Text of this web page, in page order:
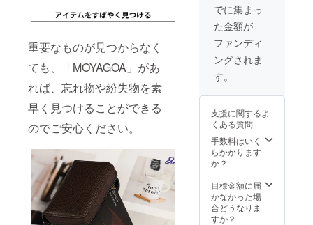
重要なものが見つからなく
ても、「MOYAGOA」があ
れば、忘れ物や紛失物を素
早く見つけることができる
のでご安心ください。
でに集まっ
た金額が
ファンディ
ングされま
す。
支援に関するよ
くある質問
手数料はいく
らかかります
か？
目標金額に届
かなかった場
合どうなりま
すか？